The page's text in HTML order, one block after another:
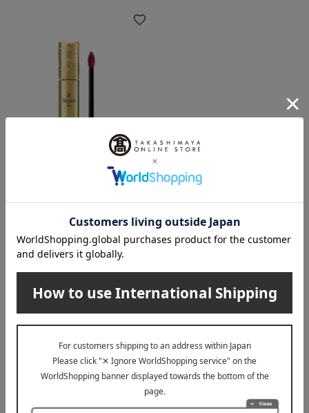
Elegance（エレガンス）
クラルテ ルージュ ビジュー
税込 3,850円
お申し込み締切日は商品により異なります。詳しくは商
品詳細画面をご覧ください。
品数に限りがございます。売切れの節はご容赦くださ